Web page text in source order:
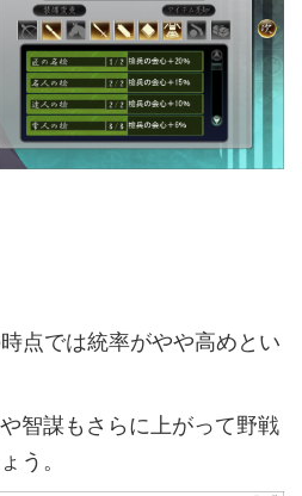
点では統率がやや高めとい
智謀もさらに上がって野戦
う。